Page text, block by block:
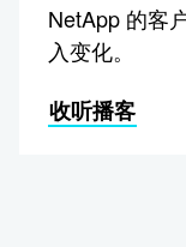
NetApp 的客
入变化。
收听播客